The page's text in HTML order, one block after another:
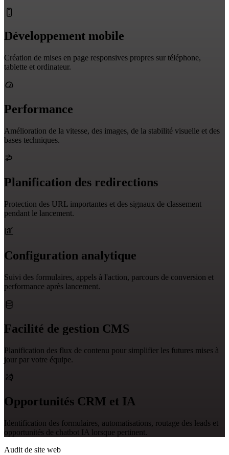
Développement mobile
Création de mises en page responsives propres sur téléphone,
tablette et ordinateur.
Performance
Amélioration de la vitesse, des images, de la stabilité visuelle et des
bases techniques.
Planification des redirections
Protection des URL importantes et des signaux de classement
pendant le lancement.
Configuration analytique
Suivi des formulaires, appels à l'action, parcours de conversion et
performance après lancement.
Facilité de gestion CMS
Planification des flux de contenu pour simplifier les futures mises à
jour par votre équipe.
Opportunités CRM et IA
Identification des formulaires, automatisations, routage des leads et
opportunités de chatbot IA lorsque pertinent.
Audit de site web